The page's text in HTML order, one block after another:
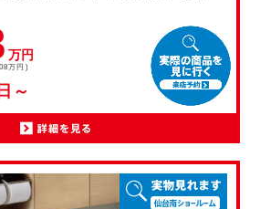
万円
万円)
日～